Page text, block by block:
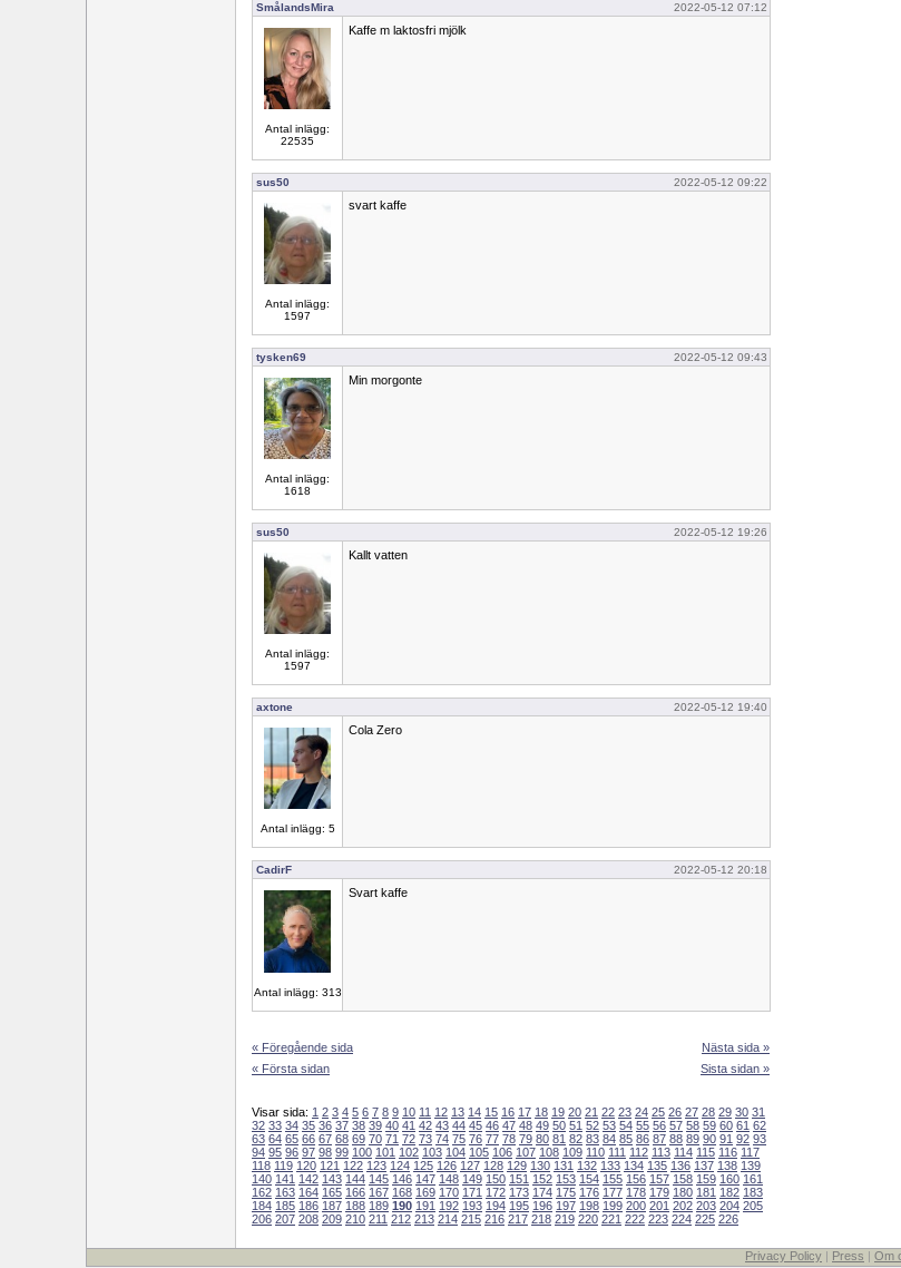
SmålandsMira 2022-05-12 07:12
Antal inlägg:
22535
Kaffe m laktosfri mjölk
sus50 2022-05-12 09:22
Antal inlägg:
1597
svart kaffe
tysken69 2022-05-12 09:43
Antal inlägg:
1618
Min morgonte
sus50 2022-05-12 19:26
Antal inlägg:
1597
Kallt vatten
axtone 2022-05-12 19:40
Antal inlägg: 5
Cola Zero
CadirF 2022-05-12 20:18
Antal inlägg: 313
Svart kaffe
« Föregående sida
« Första sidan
Nästa sida »
Sista sidan »
Visar sida: 1 2 3 4 5 6 7 8 9 10 11 12 13 14 15 16 17 18 19 20 21 22 23 24 25 26 27 28 29 30 31
32 33 34 35 36 37 38 39 40 41 42 43 44 45 46 47 48 49 50 51 52 53 54 55 56 57 58 59 60 61 62
63 64 65 66 67 68 69 70 71 72 73 74 75 76 77 78 79 80 81 82 83 84 85 86 87 88 89 90 91 92 93
94 95 96 97 98 99 100 101 102 103 104 105 106 107 108 109 110 111 112 113 114 115 116 117
118 119 120 121 122 123 124 125 126 127 128 129 130 131 132 133 134 135 136 137 138 139
140 141 142 143 144 145 146 147 148 149 150 151 152 153 154 155 156 157 158 159 160 161
162 163 164 165 166 167 168 169 170 171 172 173 174 175 176 177 178 179 180 181 182 183
184 185 186 187 188 189 190 191 192 193 194 195 196 197 198 199 200 201 202 203 204 205
206 207 208 209 210 211 212 213 214 215 216 217 218 219 220 221 222 223 224 225 226
Privacy Policy | Press | Om